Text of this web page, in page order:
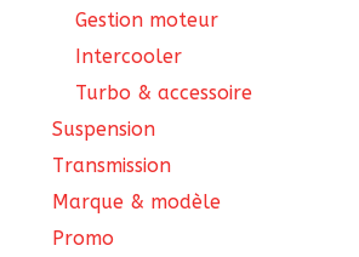
Gestion moteur
Intercooler
Turbo & accessoire
Suspension
Transmission
Marque & modèle
Promo